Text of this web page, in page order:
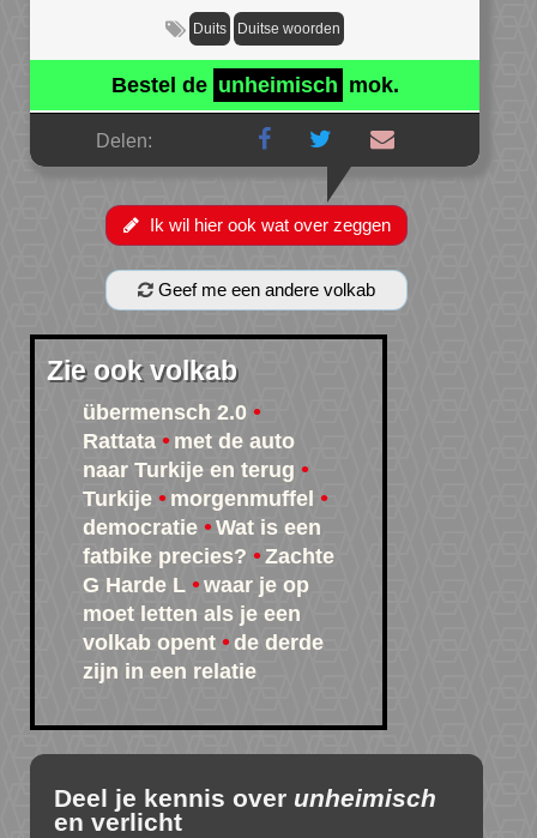
Duits Duitse woorden
Bestel de unheimisch mok.
Delen:
Ik wil hier ook wat over zeggen
Geef me een andere volkab
Zie ook volkab
übermensch 2.0
Rattata
met de auto
naar Turkije en terug
Turkije
morgenmuffel
democratie
Wat is een
fatbike precies?
Zachte
G Harde L
waar je op
moet letten als je een
volkab opent
de derde
zijn in een relatie
Deel je kennis over unheimisch
en verlicht